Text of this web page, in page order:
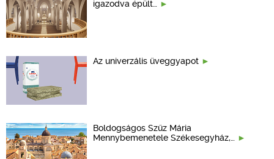
igazodva épült…
Az univerzális üveggyapot
Boldogságos Szűz Mária
Mennybemenetele Székesegyház,…